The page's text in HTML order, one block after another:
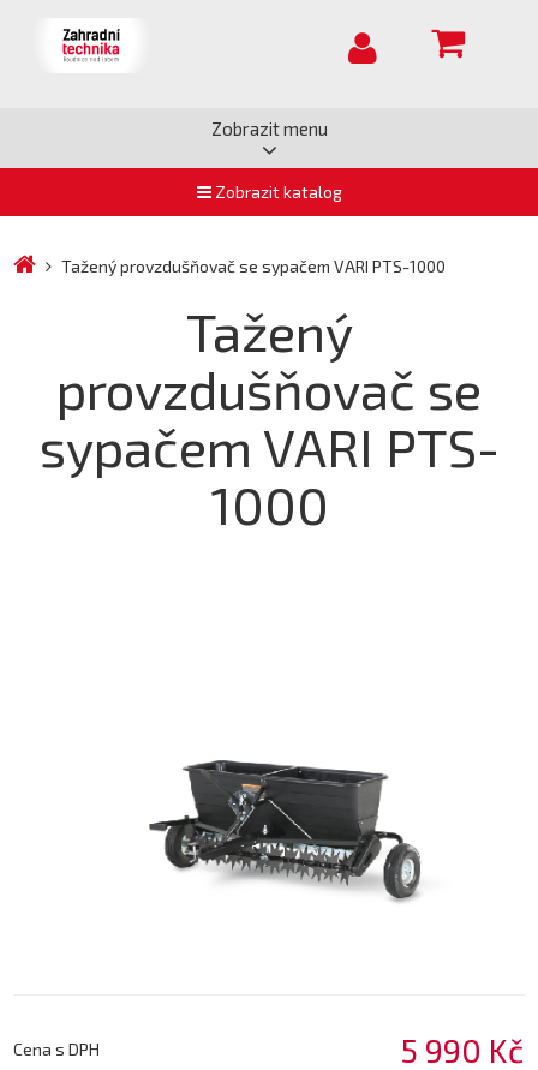
Zobrazit menu
Zobrazit katalog
Tažený provzdušňovač se sypačem VARI PTS-1000
Tažený
provzdušňovač se
sypačem VARI PTS-
1000
Cena s DPH 5 990 Kč